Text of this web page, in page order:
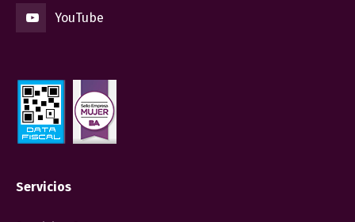
YouTube
Servicios